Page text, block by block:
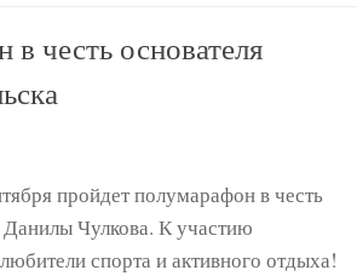
честь основателя
пройдет полумарафон в честь
Данилы Чулкова. К участию
спорта и активного отдыха!